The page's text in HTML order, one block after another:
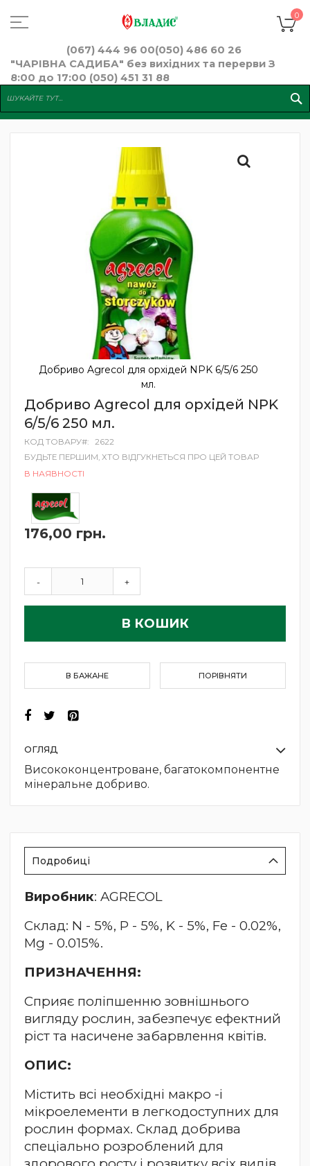
to
Content
0
(067) 444 96 00(050) 486 60 26
"ЧАРІВНА САДИБА" без вихідних та перерви З
8:00 до 17:00 (050) 451 31 88
Добриво Agrecol для орхідей NPK 6/5/6 250
мл.
Перейти
до
початку
зображень
Добриво Agrecol для орхідей NPK
6/5/6 250 мл.
КОД ТОВАРУ 2622
БУДЬТЕ ПЕРШИМ, ХТО ВІДГУКНЕТЬСЯ ПРО ЦЕЙ ТОВАР
В НАЯВНОСТІ
176,00 грн.
- +
В КОШИК
В БАЖАНЕ ПОРІВНЯТИ
ОГЛЯД
Висококонцентроване, багатокомпонентне
мінеральне добриво.
Подробиці
Виробник: AGRECOL
Склад: N - 5%, P - 5%, K - 5%, Fe - 0.02%,
Mg - 0.015%.
ПРИЗНАЧЕННЯ:
Сприяє поліпшенню зовнішнього
вигляду рослин, забезпечує ефектний
ріст та насичене забарвлення квітів.
ОПИС:
Містить всі необхідні макро -і
мікроелементи в легкодоступних для
рослин формах. Склад добрива
спеціально розроблений для